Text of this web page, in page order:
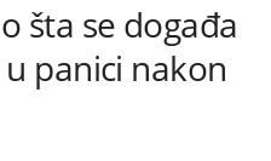
šta se događa
panici nakon